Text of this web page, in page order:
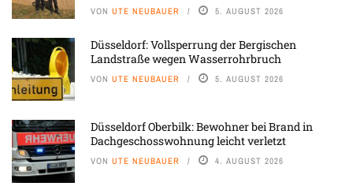
VON UTE NEUBAUER 5. AUGUST 2026
Düsseldorf: Vollsperrung der Bergischen
Landstraße wegen Wasserrohrbruch
VON UTE NEUBAUER 5. AUGUST 2026
Düsseldorf Oberbilk: Bewohner bei Brand in
Dachgeschosswohnung leicht verletzt
VON UTE NEUBAUER 4. AUGUST 2026